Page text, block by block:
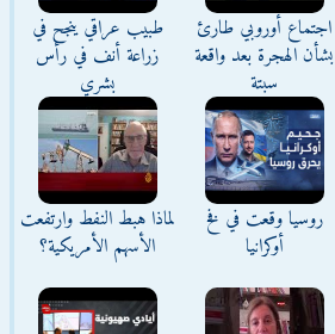
اجتماع أوروبي طارئ
بشأن الهجرة بعد واقعة
سبتة
طبيب عراقي ينجح في
زراعة أنف في رأس
بشري
روسيا وقعت في فخ
أوكرانيا
لماذا هبط النفط وارتفعت
الأسهم الأمريكية؟